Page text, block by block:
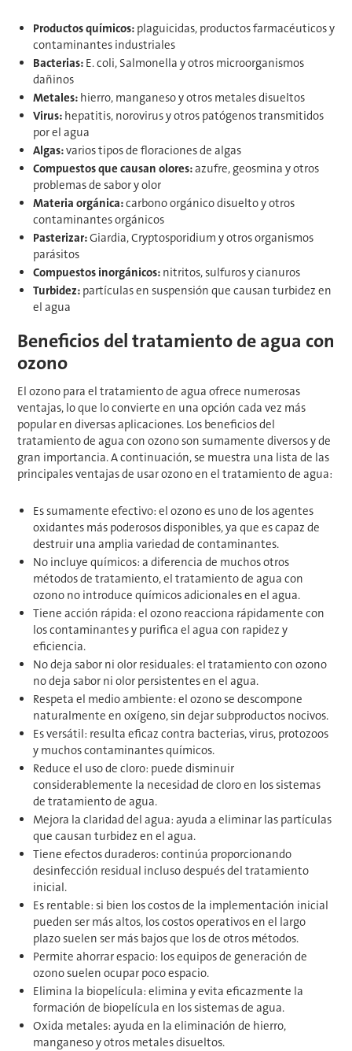
Productos químicos: plaguicidas, productos farmacéuticos y
contaminantes industriales
Bacterias: E. coli, Salmonella y otros microorganismos
dañinos
Metales: hierro, manganeso y otros metales disueltos
Virus: hepatitis, norovirus y otros patógenos transmitidos
por el agua
Algas:varios tipos de floraciones de algas
Compuestos que causan olores:azufre, geosmina y otros
problemas de sabor y olor
Materia orgánica:carbono orgánico disuelto y otros
contaminantes orgánicos
Pasterizar:Giardia, Cryptosporidium y otros organismos
parásitos
Compuestos inorgánicos: nitritos, sulfuros y cianuros
Turbidez: partículas en suspensión que causan turbidez en
el agua
Beneficios del tratamiento de agua con
ozono
El ozono para el tratamiento de agua ofrece numerosas
ventajas, lo que lo convierte en una opción cada vez más
popular en diversas aplicaciones. Los beneficios del
tratamiento de agua con ozono son sumamente diversos y de
gran importancia. A continuación, se muestra una lista de las
principales ventajas de usar ozono en el tratamiento de agua:
Es sumamente efectivo: el ozono es uno de los agentes
oxidantes más poderosos disponibles, ya que es capaz de
destruir una amplia variedad de contaminantes.
No incluye químicos: a diferencia de muchos otros
métodos de tratamiento, el tratamiento de agua con
ozono no introduce químicos adicionales en el agua.
Tiene acción rápida: el ozono reacciona rápidamente con
los contaminantes y purifica el agua con rapidez y
eficiencia.
No deja sabor ni olor residuales: el tratamiento con ozono
no deja sabor ni olor persistentes en el agua.
Respeta el medio ambiente: el ozono se descompone
naturalmente en oxígeno, sin dejar subproductos nocivos.
Es versátil: resulta eficaz contra bacterias, virus, protozoos
y muchos contaminantes químicos.
Reduce el uso de cloro: puede disminuir
considerablemente la necesidad de cloro en los sistemas
de tratamiento de agua.
Mejora la claridad del agua: ayuda a eliminar las partículas
que causan turbidez en el agua.
Tiene efectos duraderos: continúa proporcionando
desinfección residual incluso después del tratamiento
inicial.
Es rentable: si bien los costos de la implementación inicial
pueden ser más altos, los costos operativos en el largo
plazo suelen ser más bajos que los de otros métodos.
Permite ahorrar espacio: los equipos de generación de
ozono suelen ocupar poco espacio.
Elimina la biopelícula: elimina y evita eficazmente la
formación de biopelícula en los sistemas de agua.
Oxida metales: ayuda en la eliminación de hierro,
manganeso y otros metales disueltos.